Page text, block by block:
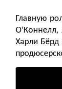
Главную
Харли Бёрд